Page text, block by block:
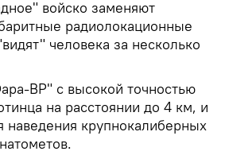
войско заменяют
радиолокационные
человека за несколько
ВР" с высокой точностью
на расстоянии до 4 км, и
наведения крупнокалиберных